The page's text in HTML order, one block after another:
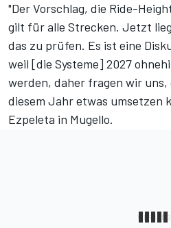
"Der Vorschlag, die Ride-
gilt für alle Strecken. Jetzt
das zu prüfen. Es ist eine
weil [die Systeme] 2027
werden, daher fragen wir
diesem Jahr etwas umsetzen
Ezpeleta in Mugello.